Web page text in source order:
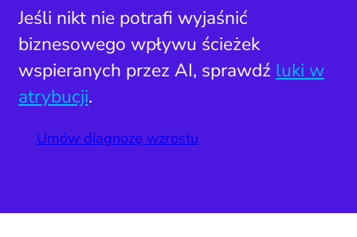
Jeśli nikt nie potrafi wyjaśnić
biznesowego wpływu ścieżek
wspieranych przez AI, sprawdź luki w
atrybucji.
Umów diagnozę wzrostu